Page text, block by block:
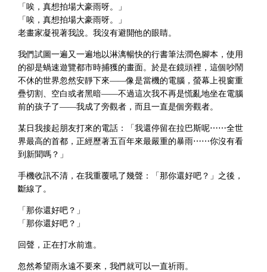
「唉，真想拍場大豪雨呀。」
「唉，真想拍場大豪雨呀。」
老畫家凝視著我說。我沒有避開他的眼睛。
我們試圖一遍又一遍地以淋漓暢快的行書筆法潤色腳本，使用
的卻是蝸速遊覽都市時捕獲的畫面。於是在鏡頭裡，這個吵鬧
不休的世界忽然安靜下來——像是當機的電腦，螢幕上視窗重
疊切割、空白或者黑暗——不過這次我不再是慌亂地坐在電腦
前的孩子了——我成了旁觀者，而且一直是個旁觀者。
某日我接起朋友打來的電話：「我還停留在拉巴斯呢⋯⋯全世
界最高的首都，正經歷著五百年來最嚴重的暴雨⋯⋯你沒有看
到新聞嗎？」
手機收訊不清，在我重覆吼了幾聲：「那你還好吧？」之後，
斷線了。
「那你還好吧？」
「那你還好吧？」
回聲，正在打水前進。
忽然希望雨永遠不要來，我們就可以一直祈雨。